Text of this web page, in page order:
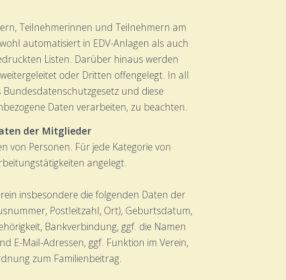
Teilnehmerinnen und Teilnehmern am
automatisiert in EDV-Anlagen als auch
Listen. Darüber hinaus werden
oder Dritten offengelegt. In all
und diese
Daten verarbeiten, zu beachten.
der Mitglieder
von Personen. Für jede Kategorie von
angelegt.
insbesondere die folgenden Daten der
Postleitzahl, Ort), Geburtsdatum,
Bankverbindung, ggf. die Namen
E-Mail-Adressen, ggf. Funktion im Verein,
zum Familienbeitrag.